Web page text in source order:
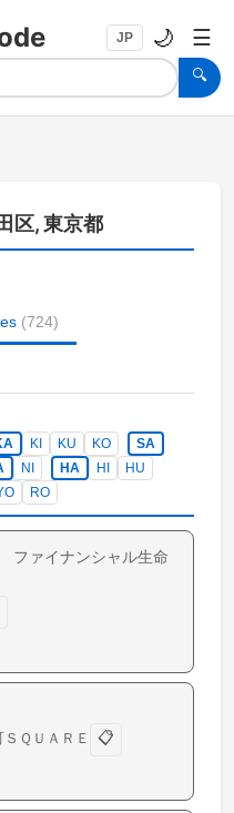
🔍
JP 🌙 ☰
区, 東京都
(724)
KI KU KO
SA
NI HA HI
HU
RO
ァイナンシャル生命
ＳＱＵＡＲＥ
📋